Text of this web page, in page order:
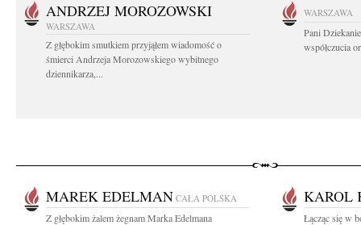
ANDRZEJ MOROZOWSKI
WARSZAWA
Z głębokim smutkiem przyjąłem wiadomość o
śmierci Andrzeja Morozowskiego wybitnego
dziennikarza,...
WARSZAWA
Pani
współczucia
MAREK EDELMAN CAŁA POLSKA
Z głębokim żalem żegnam Marka Edelmana
KAROL
Łącząc się w